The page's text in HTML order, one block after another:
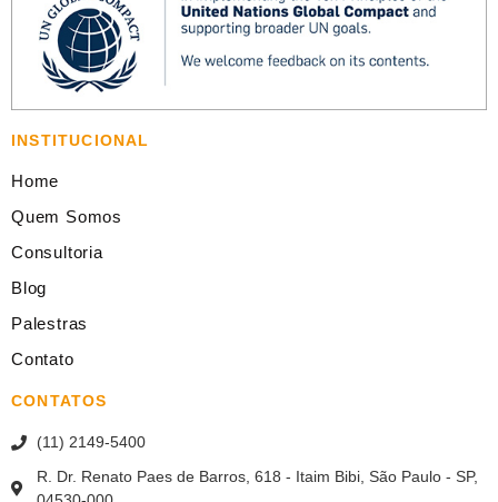
INSTITUCIONAL
Home
Quem Somos
Consultoria
Blog
Palestras
Contato
CONTATOS
(11) 2149-5400
R. Dr. Renato Paes de Barros, 618 - Itaim Bibi, São Paulo - SP,